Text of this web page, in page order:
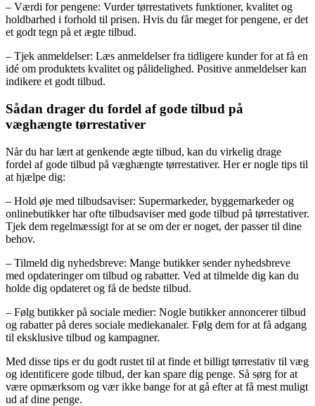
– Værdi for pengene: Vurder tørrestativets funktioner, kvalitet og
holdbarhed i forhold til prisen. Hvis du får meget for pengene, er det
et godt tegn på et ægte tilbud.
– Tjek anmeldelser: Læs anmeldelser fra tidligere kunder for at få en
idé om produktets kvalitet og pålidelighed. Positive anmeldelser kan
indikere et godt tilbud.
Sådan drager du fordel af gode tilbud på
væghængte tørrestativer
Når du har lært at genkende ægte tilbud, kan du virkelig drage
fordel af gode tilbud på væghængte tørrestativer. Her er nogle tips til
at hjælpe dig:
– Hold øje med tilbudsaviser: Supermarkeder, byggemarkeder og
onlinebutikker har ofte tilbudsaviser med gode tilbud på tørrestativer.
Tjek dem regelmæssigt for at se om der er noget, der passer til dine
behov.
– Tilmeld dig nyhedsbreve: Mange butikker sender nyhedsbreve
med opdateringer om tilbud og rabatter. Ved at tilmelde dig kan du
holde dig opdateret og få de bedste tilbud.
– Følg butikker på sociale medier: Nogle butikker annoncerer tilbud
og rabatter på deres sociale mediekanaler. Følg dem for at få adgang
til eksklusive tilbud og kampagner.
Med disse tips er du godt rustet til at finde et billigt tørrestativ til væg
og identificere gode tilbud, der kan spare dig penge. Så sørg for at
være opmærksom og vær ikke bange for at gå efter at få mest muligt
ud af dine penge.